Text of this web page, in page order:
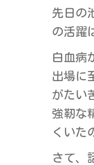
先日の
の活躍
白血病
出場に
がたい
強靭な
くいた
さて、